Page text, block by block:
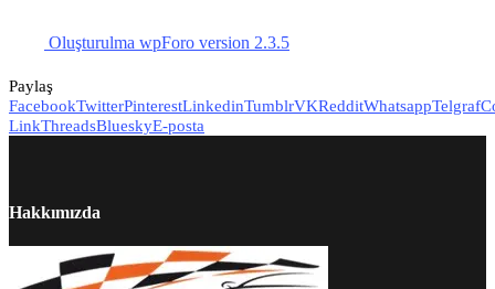
Oluşturulma wpForo version 2.3.5
Paylaş
FacebookTwitterPinterestLinkedinTumblrVKRedditWhatsappTelgraf
LinkThreadsBlueskyE-posta
Hakkımızda